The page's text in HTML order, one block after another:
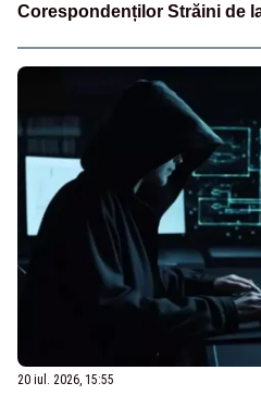
Corespondenților Străini de
20 iul. 2026, 15:55